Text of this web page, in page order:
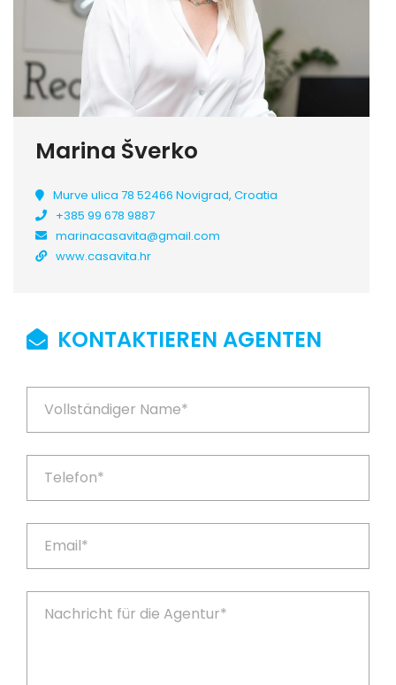
Marina Šverko
Murve ulica 78 52466 Novigrad, Croatia
+385 99 678 9887
marinacasavita@gmail.com
www.casavita.hr
KONTAKTIEREN AGENTEN